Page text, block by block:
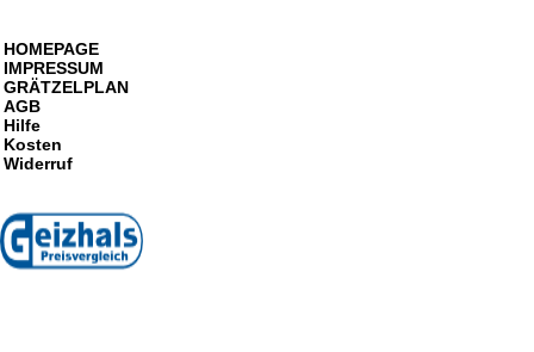
HOMEPAGE
IMPRESSUM
GRÄTZELPLAN
AGB
Hilfe
Kosten
Widerruf